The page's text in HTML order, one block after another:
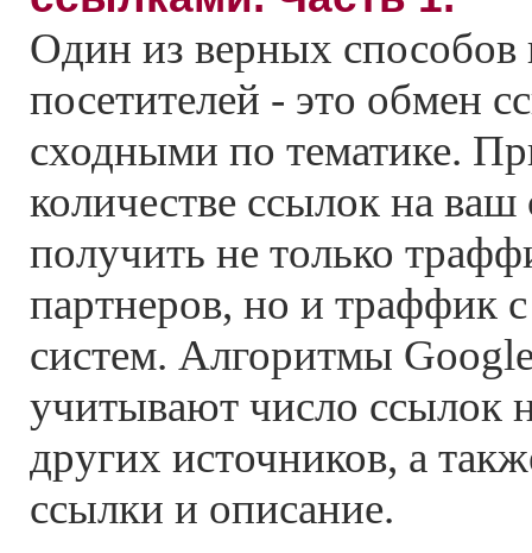
Один из верных способов
посетителей - это обмен
сходными по тематике.
количестве ссылок на
получить не только
партнеров, но и траффик
систем. Алгоритмы
учитывают число ссылок
других источников, а
ссылки и описание.